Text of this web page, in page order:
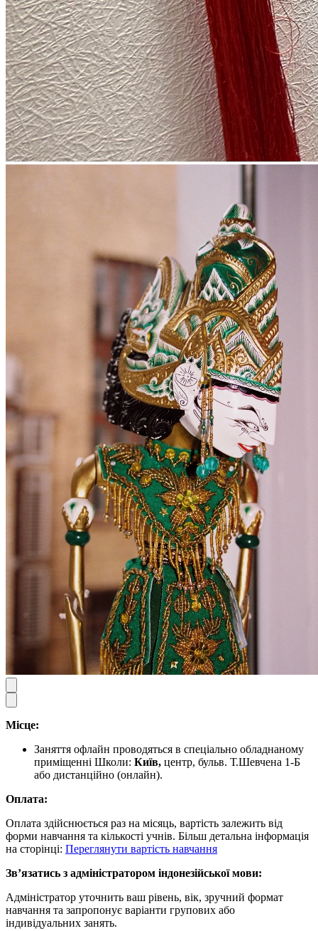
Місце:
Заняття офлайн проводяться в спеціально обладнаному
приміщенні Школи: Київ, центр, бульв. Т.Шевчена 1-Б
або дистанційно (онлайн).
Оплата:
Оплата здійснюється раз на місяць, вартість залежить від
форми навчання та кількості учнів. Більш детальна інформація
на сторінці: Переглянути вартість навчання
Звʼязатись з адміністратором індонезійської мови:
Адміністратор уточнить ваш рівень, вік, зручний формат
навчання та запропонує варіанти групових або
індивідуальних занять.